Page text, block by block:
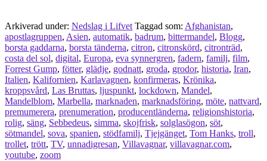
Arkiverad under: Nedslag i Lifvet Taggad som: Afghanistan,
apostlagruppen, Asien, automatik, badrum, bittermandel, Blogg,
borsta gaddarna, borsta tänderna, citron, citronskörd, citronträd,
costa del sol, digital, Europa, eva synnergren, fadern, familj, film,
Forrest Gump, fötter, glädje, godnatt, groda, grodor, historia, Iran,
Italien, Kalifornien, Karlavagnen, konfirmeras, Krönika,
kroppsvård, Las Bruttas, ljuspunkt, lockdown, Mandel,
Mandelblom, Marbella, marknaden, marknadsföring, möte, nattvard,
premumerera, prenumeration, producentländerna, religionshistoria,
rolig, säng, Sebbedeus, simma, skojfrisk, solglasögon, söt,
sötmandel, sova, spanien, stödfamilj, Tjejgänget, Tom Hanks, troll,
trollet, trött, TV, unnadigresan, Villavagnar, villavagnar.com,
youtube, zoom